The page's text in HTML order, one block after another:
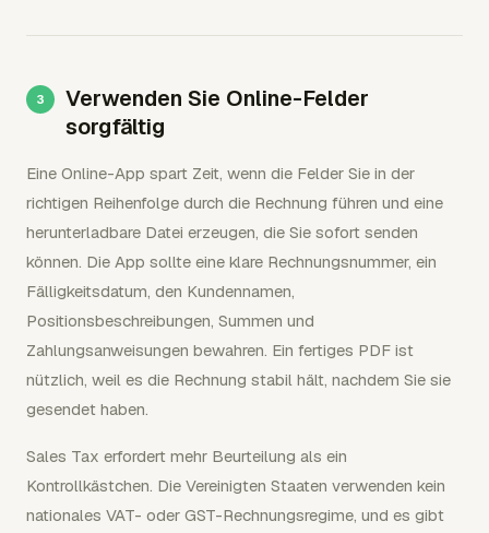
Verwenden Sie Online-Felder
sorgfältig
Eine Online-App spart Zeit, wenn die Felder Sie in der
richtigen Reihenfolge durch die Rechnung führen und eine
herunterladbare Datei erzeugen, die Sie sofort senden
können. Die App sollte eine klare Rechnungsnummer, ein
Fälligkeitsdatum, den Kundennamen,
Positionsbeschreibungen, Summen und
Zahlungsanweisungen bewahren. Ein fertiges PDF ist
nützlich, weil es die Rechnung stabil hält, nachdem Sie sie
gesendet haben.
Sales Tax erfordert mehr Beurteilung als ein
Kontrollkästchen. Die Vereinigten Staaten verwenden kein
nationales VAT- oder GST-Rechnungsregime, und es gibt